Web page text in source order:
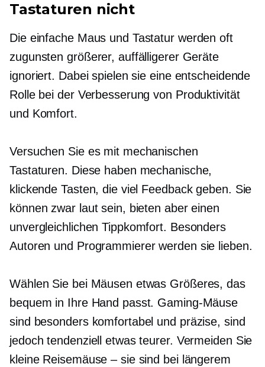
Tastaturen nicht
Die einfache Maus und Tastatur werden oft
zugunsten größerer, auffälligerer Geräte
ignoriert. Dabei spielen sie eine entscheidende
Rolle bei der Verbesserung von Produktivität
und Komfort.
Versuchen Sie es mit mechanischen
Tastaturen. Diese haben mechanische,
klickende Tasten, die viel Feedback geben. Sie
können zwar laut sein, bieten aber einen
unvergleichlichen Tippkomfort. Besonders
Autoren und Programmierer werden sie lieben.
Wählen Sie bei Mäusen etwas Größeres, das
bequem in Ihre Hand passt. Gaming-Mäuse
sind besonders komfortabel und präzise, ​​sind
jedoch tendenziell etwas teurer. Vermeiden Sie
kleine Reisemäuse – sie sind bei längerem